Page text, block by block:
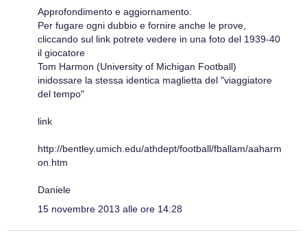
Approfondimento e aggiornamento.
Per fugare ogni dubbio e fornire anche le prove,
cliccando sul link potrete vedere in una foto del 1939-40
il giocatore
Tom Harmon (University of Michigan Football)
inidossare la stessa identica maglietta del "viaggiatore
del tempo"
link
http://bentley.umich.edu/athdept/football/fballam/aaharm
on.htm
Daniele
15 novembre 2013 alle ore 14:28